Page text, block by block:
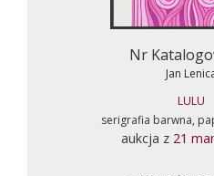
Nr
Jan
LULU
serigrafia barwna,
aukcja z 21